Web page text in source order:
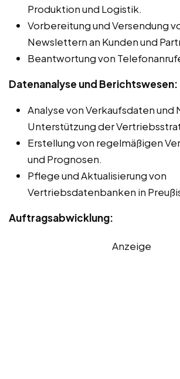
Produktion und Logistik.
Vorbereitung und Versendung
Newslettern an Kunden und
Beantwortung von
Datenanalyse und Berichtswesen:
Analyse von Verkaufsdaten und
Unterstützung der
Erstellung von regelmäßigen
und Prognosen.
Pflege und Aktualisierung von
Vertriebsdatenbanken in
Auftragsabwicklung:
Anzeige